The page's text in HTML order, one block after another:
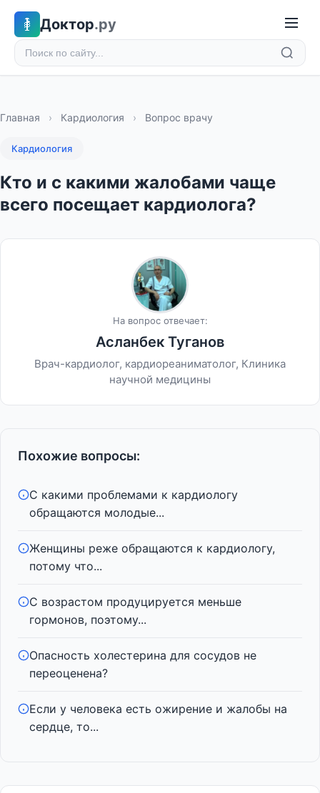
Доктор.ру
Главная › Кардиология › Вопрос врачу
Кардиология
Кто и с какими жалобами чаще
всего посещает кардиолога?
На вопрос отвечает:
Асланбек Туганов
Врач-кардиолог, кардиореаниматолог, Клиника
научной медицины
Похожие вопросы:
С какими проблемами к кардиологу
обращаются молодые...
Женщины реже обращаются к кардиологу,
потому что...
С возрастом продуцируется меньше
гормонов, поэтому...
Опасность холестерина для сосудов не
переоценена?
Если у человека есть ожирение и жалобы на
сердце, то...